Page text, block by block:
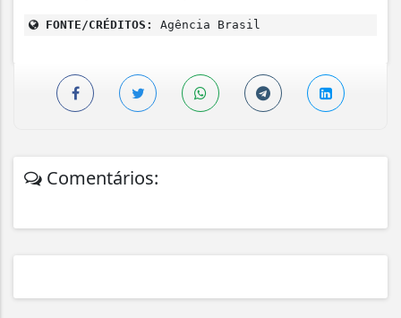
FONTE/CRÉDITOS: Agência Brasil
Comentários: